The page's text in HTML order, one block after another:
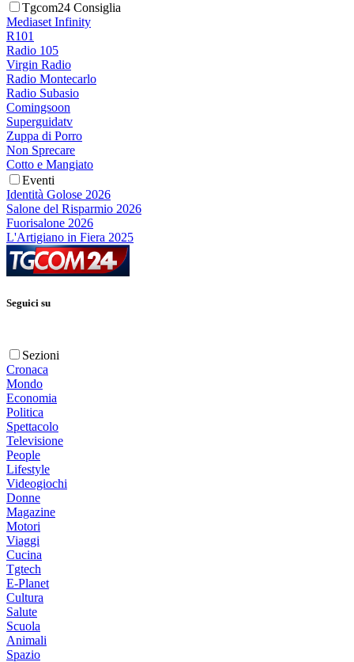
Tgcom24 Consiglia
Mediaset Infinity
R101
Radio 105
Virgin Radio
Radio Montecarlo
Radio Subasio
Comingsoon
Superguidatv
Zuppa di Porro
Non Sprecare
Cotto e Mangiato
Eventi
Identità Golose 2026
Salone del Risparmio 2026
Fuorisalone 2026
L'Artigiano in Fiera 2025
Seguici su
Sezioni
Cronaca
Mondo
Economia
Politica
Spettacolo
Televisione
People
Lifestyle
Videogiochi
Donne
Magazine
Motori
Viaggi
Cucina
Tgtech
E-Planet
Cultura
Salute
Scuola
Animali
Spazio